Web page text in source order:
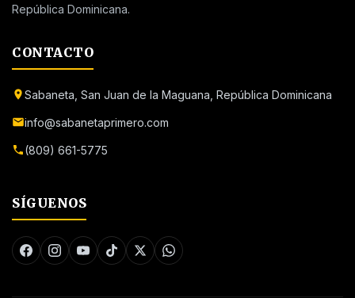
República Dominicana.
CONTACTO
Sabaneta, San Juan de la Maguana, República Dominicana
info@sabanetaprimero.com
(809) 661-5775
SÍGUENOS